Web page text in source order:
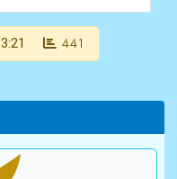
441